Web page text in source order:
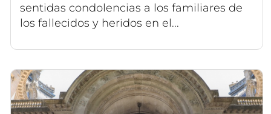
sentidas condolencias a los familiares de
los fallecidos y heridos en el...